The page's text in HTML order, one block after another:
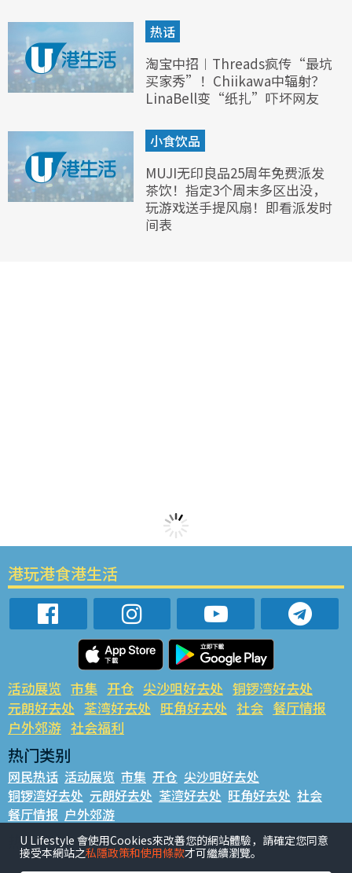
热话
淘宝中招︱Threads疯传“最坑
买家秀”！Chiikawa中辐射？
LinaBell变“纸扎”吓坏网友
小食饮品
MUJI无印良品25周年免费派发
茶饮！指定3个周末多区出没，
玩游戏送手提风扇！即看派发时
间表
港玩港食港生活
活动展览 市集 开仓 尖沙咀好去处 铜锣湾好去处
元朗好去处 荃湾好去处 旺角好去处 社会 餐厅情报
户外郊游 社会福利
热门类别
网民热话 活动展览 市集 开仓 尖沙咀好去处
铜锣湾好去处 元朗好去处 荃湾好去处 旺角好去处 社会
餐厅情报 户外郊游
热门标签
#UGO揾好去处 #人气活动推介 #美食社群热话
U Lifestyle 會使用Cookies來改善您的網站體驗，請確定您同意
接受本網站之私隱政策和使用條款才可繼續瀏覽。